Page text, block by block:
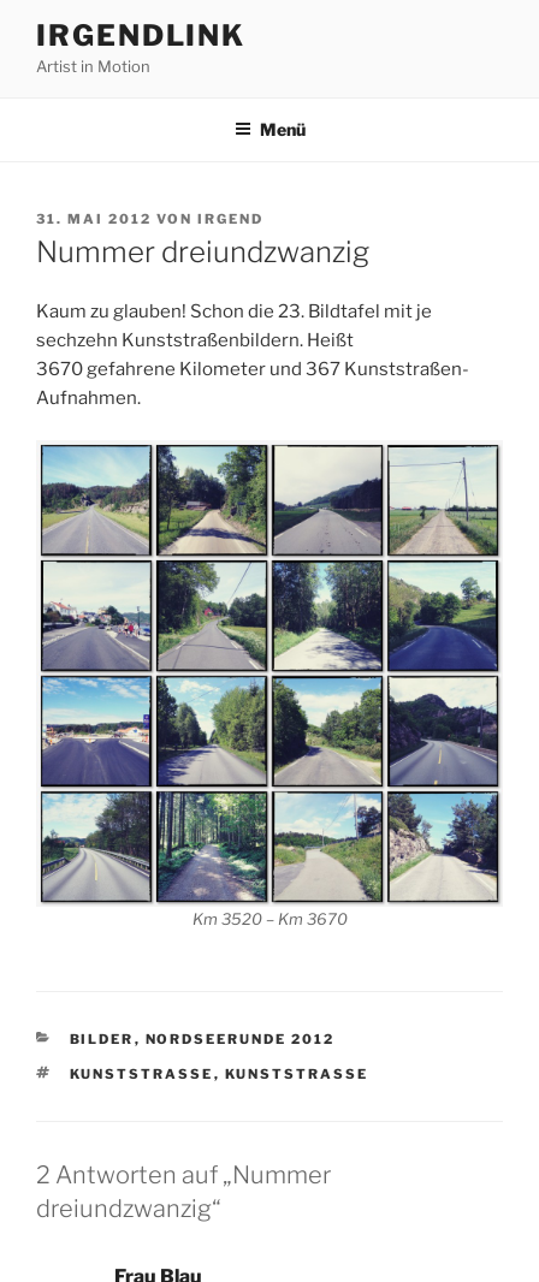
Inhalt
springen
IRGENDLINK
Artist in Motion
Menü
VERÖFFENTLICHT
AM
31. MAI 2012 VON IRGEND
Nummer dreiundzwanzig
Kaum zu glauben! Schon die 23. Bildtafel mit je
sechzehn Kunststraßenbildern. Heißt
3670 gefahrene Kilometer und 367 Kunststraßen-
Aufnahmen.
Km 3520 – Km 3670
KATEGORIEN
BILDER , NORDSEERUNDE 2012
SCHLAGWÖRTER
KUNSTSTRASSE , KUNSTSTRASSE
2 Antworten auf „Nummer
dreiundzwanzig“
Frau Blau